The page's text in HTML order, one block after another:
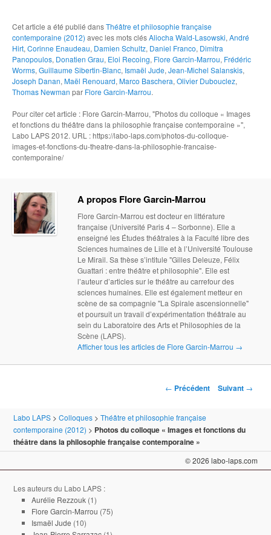
Cet article a été publié dansThéâtre et philosophie française
contemporaine (2012) avec les mots clésAliocha Wald-Lasowski, André
Hirt, Corinne Enaudeau, Damien Schultz, Daniel Franco, Dimitra
Panopoulos, Donatien Grau, Eloi Recoing, Flore Garcin-Marrou, Frédéric
Worms, Guillaume Sibertin-Blanc, Ismaël Jude, Jean-Michel Salanskis,
Joseph Danan, Maël Renouard, Marco Baschera, Olivier Dubouclez,
Thomas Newman par Flore Garcin-Marrou.
Pour citer cet article : Flore Garcin-Marrou, "Photos du colloque « Images
et fonctions du théâtre dans la philosophie française contemporaine »",
Labo LAPS 2012. URL : https://labo-laps.com/photos-du-colloque-
images-et-fonctions-du-theatre-dans-la-philosophie-francaise-
contemporaine/
A propos Flore Garcin-Marrou
Flore Garcin-Marrou est docteur en littérature
française (Université Paris 4 – Sorbonne). Elle a
enseigné les Études théâtrales à la Faculté libre des
Sciences humaines de Lille et à l’Université Toulouse
Le Mirail. Sa thèse s’intitule "Gilles Deleuze, Félix
Guattari : entre théâtre et philosophie". Elle est
l’auteur d’articles sur le théâtre au carrefour des
sciences humaines. Elle est également metteur en
scène de sa compagnie "La Spirale ascensionnelle"
et poursuit un travail d’expérimentation théâtrale au
sein du Laboratoire des Arts et Philosophies de la
Scène (LAPS).
Afficher tous les articles de Flore Garcin-Marrou →
Navigation des articles
← Précédent Suivant →
Labo LAPS >Colloques >Théâtre et philosophie française
contemporaine (2012) > Photos du colloque « Images et fonctions du
théâtre dans la philosophie française contemporaine »
© 2026 labo-laps.com
Les auteurs du Labo LAPS :
Aurélie Rezzouk (1)
Flore Garcin-Marrou (75)
Ismaël Jude (10)